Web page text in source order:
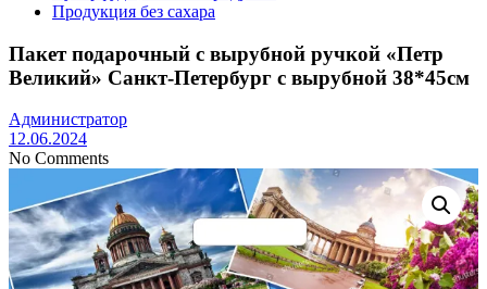
Продукция без сахара
Пакет подарочный с вырубной ручкой «Петр
Великий» Санкт-Петербург с вырубной 38*45см
Администратор
12.06.2024
No Comments